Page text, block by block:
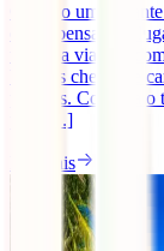
Quando um
está a pensar em
te numa viagem
bazares cheios de
paredes. Contrata
para [...]
Ler mais